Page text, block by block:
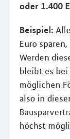
oder 1.400
Beispiel:
Euro
Werden
bleibt es bei
möglichen
also in
höchst